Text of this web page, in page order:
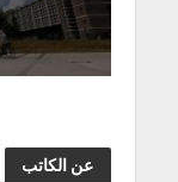
عن الكاتب